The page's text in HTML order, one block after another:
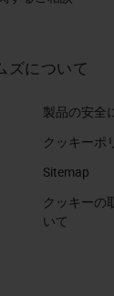
ズについて
製品の安全
クッキーポ
Sitemap
クッキーの
いて